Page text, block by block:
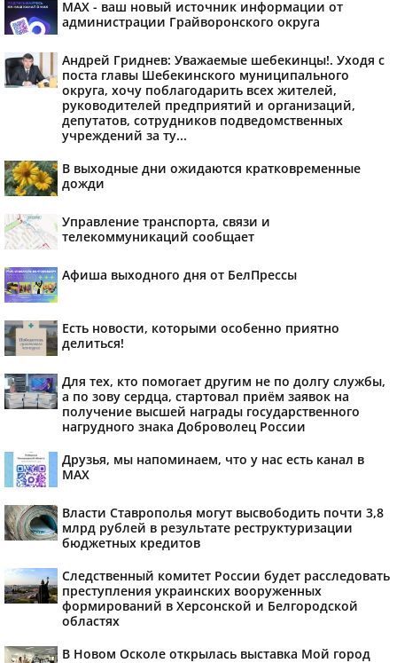
MAX - ваш новый источник информации от
администрации Грайворонского округа
Андрей Гриднев: Уважаемые шебекинцы!. Уходя с
поста главы Шебекинского муниципального
округа, хочу поблагодарить всех жителей,
руководителей предприятий и организаций,
депутатов, сотрудников подведомственных
учреждений за ту...
В выходные дни ожидаются кратковременные
дожди
Управление транспорта, связи и
телекоммуникаций сообщает
Афиша выходного дня от БелПрессы
Есть новости, которыми особенно приятно
делиться!
Для тех, кто помогает другим не по долгу службы,
а по зову сердца, стартовал приём заявок на
получение высшей награды государственного
нагрудного знака Доброволец России
Друзья, мы напоминаем, что у нас есть канал в
МАХ
Власти Ставрополья могут высвободить почти 3,8
млрд рублей в результате реструктуризации
бюджетных кредитов
Следственный комитет России будет расследовать
преступления украинских вооруженных
формирований в Херсонской и Белгородской
областях
В Новом Осколе открылась выставка Мой город